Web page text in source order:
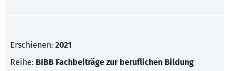
Erschienen: 2021
Reihe: BIBB Fachbeiträge zur beruflichen Bildung